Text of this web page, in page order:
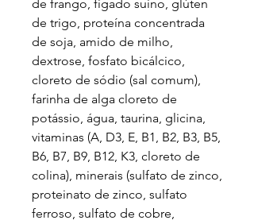
de frango, fígado suíno, glúten
de trigo, proteína concentrada
de soja, amido de milho,
dextrose, fosfato bicálcico,
cloreto de sódio (sal comum),
farinha de alga cloreto de
potássio, água, taurina, glicina,
vitaminas (A, D3, E, B1, B2, B3, B5,
B6, B7, B9, B12, K3, cloreto de
colina), minerais (sulfato de zinco,
proteinato de zinco, sulfato
ferroso, sulfato de cobre,